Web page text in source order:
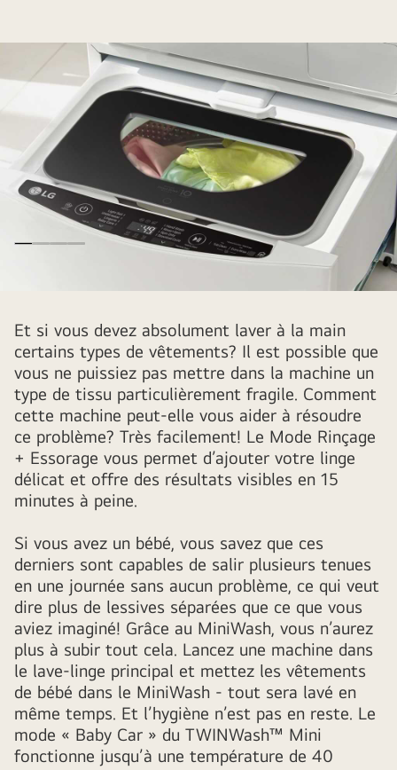
birds
view
the
TwinWash
washing
machine,
close
the
bottom
washer
with
laundry
inside
Et si vous devez absolument laver à la main
certains types de vêtements? Il est possible que
vous ne puissiez pas mettre dans la machine un
type de tissu particulièrement fragile. Comment
cette machine peut-elle vous aider à résoudre
ce problème? Très facilement! Le Mode Rinçage
+ Essorage vous permet d’ajouter votre linge
délicat et offre des résultats visibles en 15
minutes à peine.
Si vous avez un bébé, vous savez que ces
derniers sont capables de salir plusieurs tenues
en une journée sans aucun problème, ce qui veut
dire plus de lessives séparées que ce que vous
aviez imaginé! Grâce au MiniWash, vous n’aurez
plus à subir tout cela. Lancez une machine dans
le lave-linge principal et mettez les vêtements
de bébé dans le MiniWash - tout sera lavé en
même temps. Et l’hygiène n’est pas en reste. Le
mode « Baby Car » du TWINWash™ Mini
fonctionne jusqu’à une température de 40